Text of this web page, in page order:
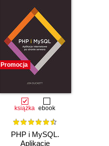
Promocja
książka ebook
PHP i MySQL.
Aplikacje